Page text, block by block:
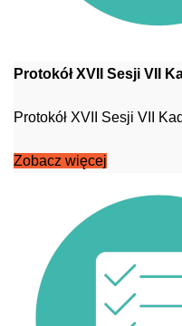
Protokół XVII Sesji VII
Protokół XVII Sesji VII
Zobacz więcej